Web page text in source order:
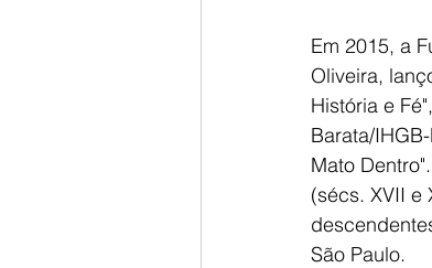
Em 2015, a
Oliveira,
História e
Barata/
Mato
(sécs. XVII e
São Paulo.